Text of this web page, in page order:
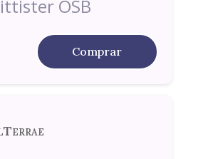
OSB
Comprar